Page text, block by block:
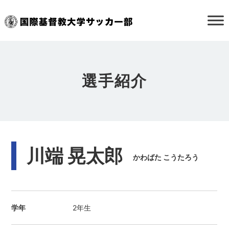
選手紹介
川端 晃太郎 かわばた こうたろう
学年 2年生